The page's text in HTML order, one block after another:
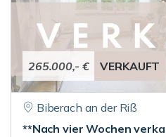
265.000,- € VERKAUFT
Biberach an der Riß
**Nach vier Wochen